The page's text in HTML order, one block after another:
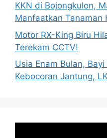
KKN di Bojongkulon,
Manfaatkan Tanaman
Motor RX-King Biru
Terekam CCTV!
Usia Enam Bulan,
Kebocoran Jantung,